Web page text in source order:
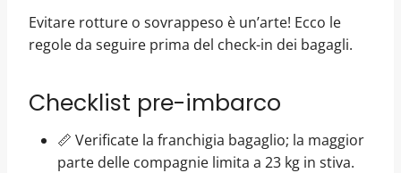
Evitare rotture o sovrappeso è un’arte! Ecco le
regole da seguire prima del check-in dei bagagli.
Checklist pre-imbarco
📏 Verificate la franchigia bagaglio; la maggior
parte delle compagnie limita a 23 kg in stiva.